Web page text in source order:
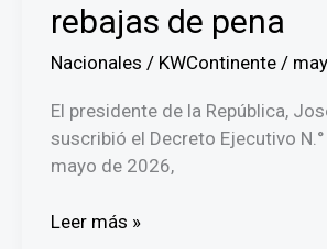
rebajas de pena
Nacionales / KWContinente /
El presidente de la República,
suscribió el Decreto Ejecutivo
mayo de 2026,
Decreto
Leer más »